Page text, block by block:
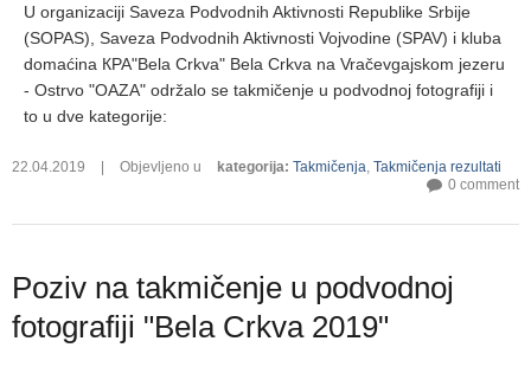
U organizaciji Saveza Podvodnih Aktivnosti Republike Srbije
(SOPAS), Saveza Podvodnih Aktivnosti Vojvodine (SPAV) i kluba
domaćina КPA"Bela Crkva" Bela Crkva na Vračevgajskom jezeru
- Ostrvo "OAZA" održalo se takmičenje u podvodnoj fotografiji i
to u dve kategorije:
22.04.2019 | Objevljeno u kategorija: Takmičenja, Takmičenja rezultati
0 comment
Poziv na takmičenje u podvodnoj
fotografiji "Bela Crkva 2019"